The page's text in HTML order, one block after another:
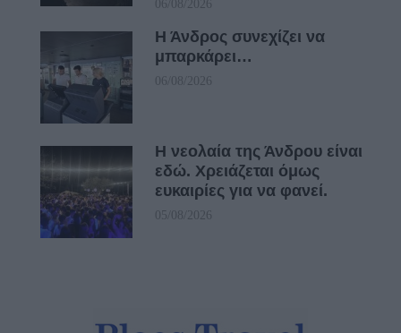
06/08/2026
Η Άνδρος συνεχίζει να
μπαρκάρει…
06/08/2026
Η νεολαία της Άνδρου είναι
εδώ. Χρειάζεται όμως
ευκαιρίες για να φανεί.
05/08/2026